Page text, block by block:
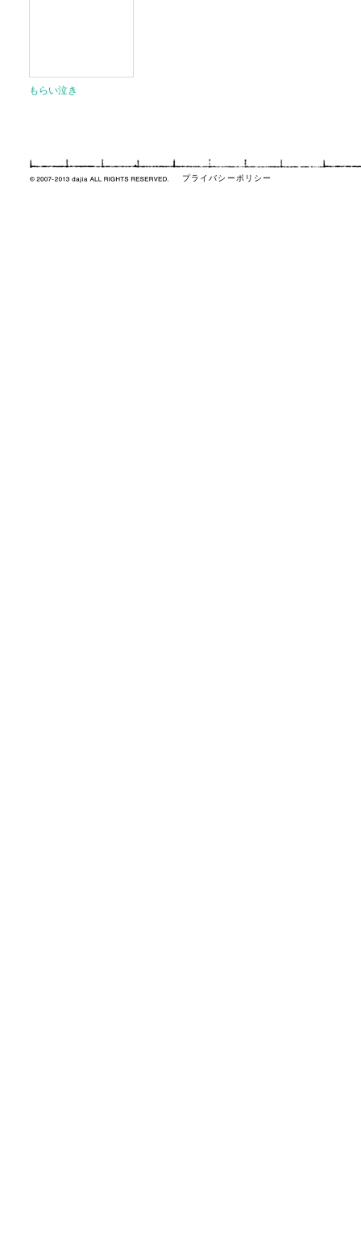
もらい泣き
プライバシーポリシー